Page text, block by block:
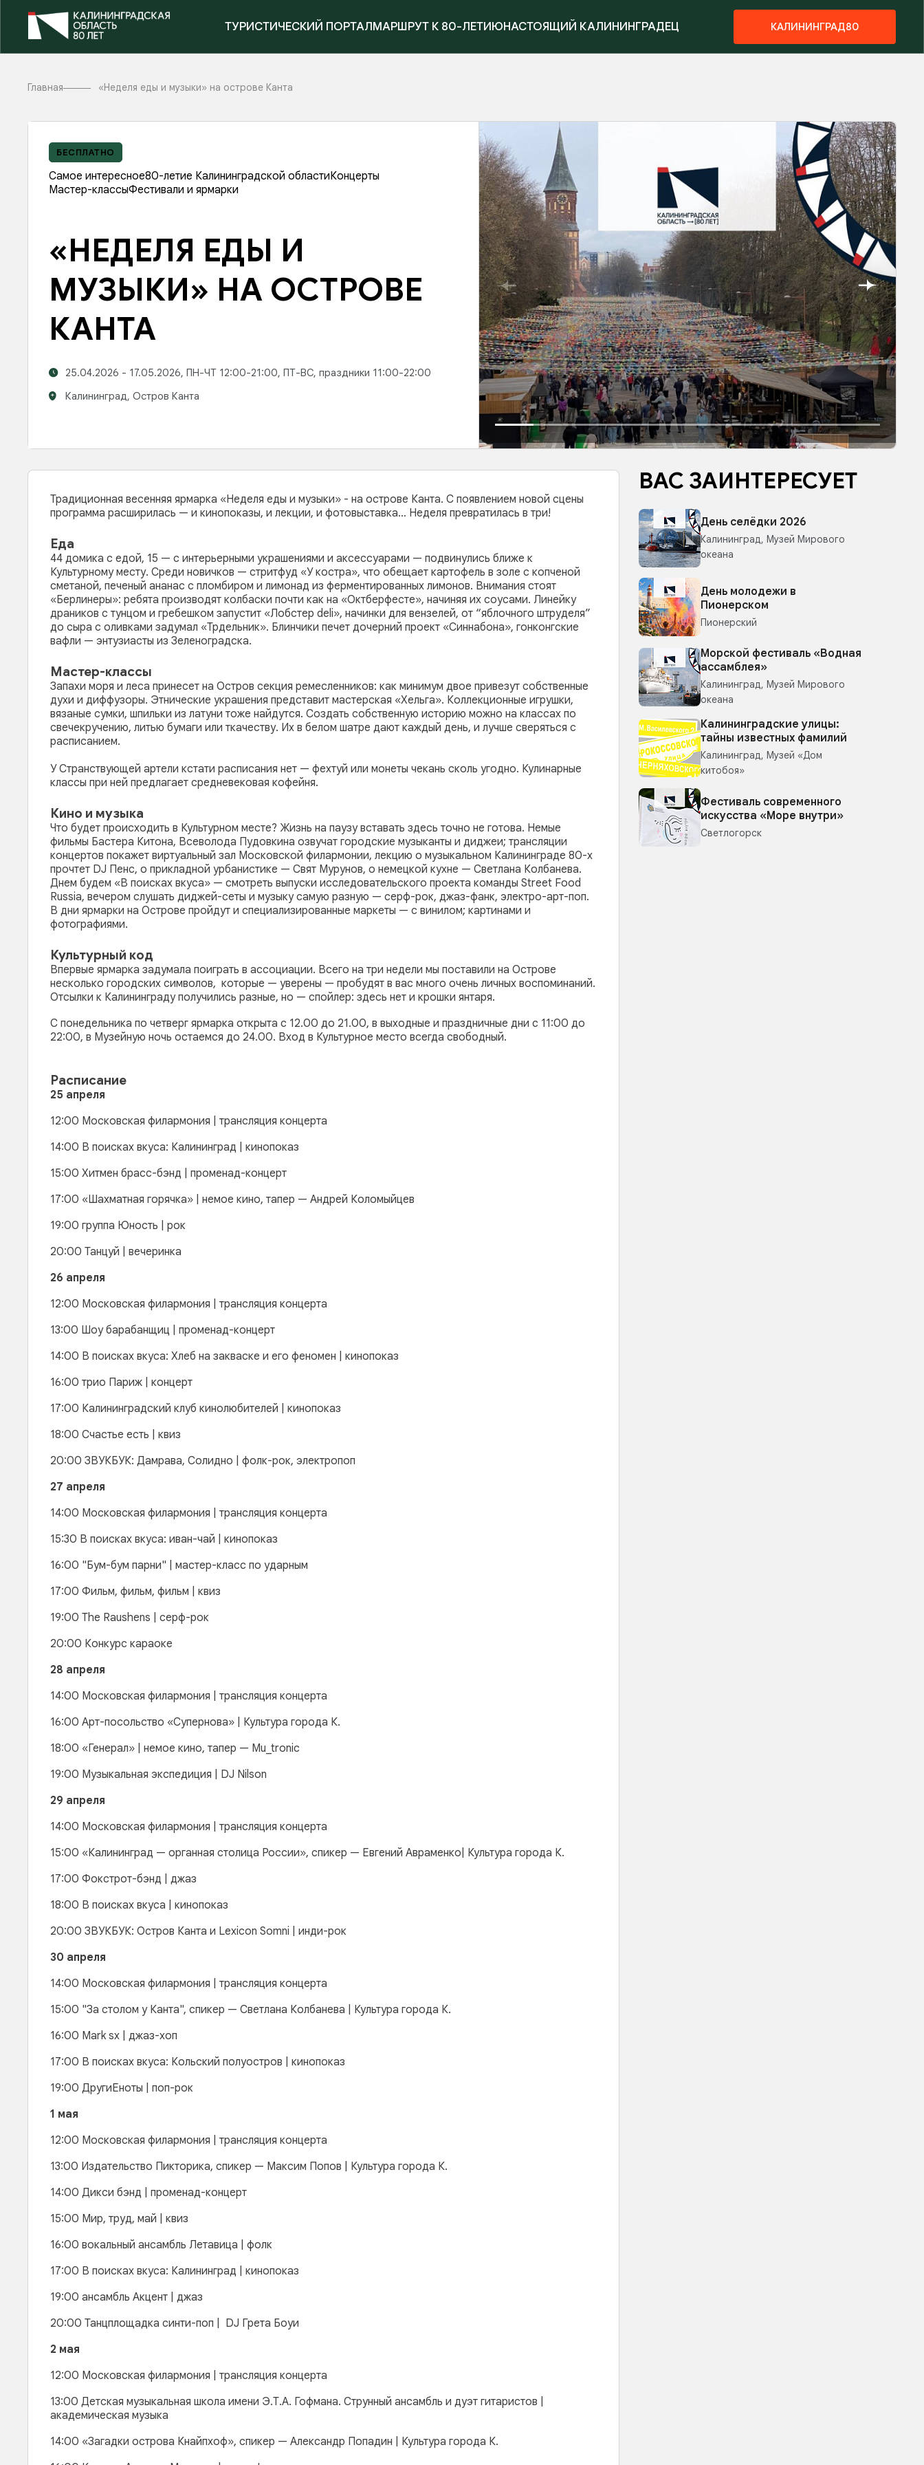
ТУРИСТИЧЕСКИЙ ПОРТАЛМАРШРУТ К 80-ЛЕТИЮНАСТОЯЩИЙ КАЛИНИНГРАДЕЦ КАЛИНИНГРАД80
Главная «Неделя еды и музыки» на острове Канта
БЕСПЛАТНО
Самое интересное80-летие Калининградской областиКонцерты
Мастер-классыФестивали и ярмарки
«НЕДЕЛЯ ЕДЫ И
МУЗЫКИ» НА ОСТРОВЕ
КАНТА
25.04.2026 - 17.05.2026, ПН-ЧТ 12:00-21:00, ПТ-ВС, праздники 11:00-22:00
Калининград, Остров Канта
Традиционная весенняя ярмарка «Неделя еды и музыки» - на острове Канта. С появлением новой сцены
программа расширилась — и кинопоказы, и лекции, и фотовыставка… Неделя превратилась в три!
Еда
44 домика с едой, 15 — с интерьерными украшениями и аксессуарами — подвинулись ближе к
Культурному месту. Среди новичков — стритфуд «У костра», что обещает картофель в золе с копченой
сметаной, печеный ананас с пломбиром и лимонад из ферментированных лимонов. Внимания стоят
«Берлинеры»: ребята производят колбаски почти как на «Октберфесте», начиняя их соусами. Линейку
драников с тунцом и гребешком запустит «Лобстер deli», начинки для вензелей, от “яблочного штруделя”
до сыра с оливками задумал «Трдельник». Блинчики печет дочерний проект «Синнабона», гонконгские
вафли — энтузиасты из Зеленоградска.
Мастер-классы
Запахи моря и леса принесет на Остров секция ремесленников: как минимум двое привезут собственные
духи и диффузоры. Этнические украшения представит мастерская «Хельга». Коллекционные игрушки,
вязаные сумки, шпильки из латуни тоже найдутся. Создать собственную историю можно на классах по
свечекручению, литью бумаги или ткачеству. Их в белом шатре дают каждый день, и лучше сверяться с
расписанием.
У Странствующей артели кстати расписания нет — фехтуй или монеты чекань сколь угодно. Кулинарные
классы при ней предлагает средневековая кофейня.
Кино и музыка
Что будет происходить в Культурном месте? Жизнь на паузу вставать здесь точно не готова. Немые
фильмы Бастера Китона, Всеволода Пудовкина озвучат городские музыканты и диджеи; трансляции
концертов покажет виртуальный зал Московской филармонии, лекцию о музыкальном Калининграде 80-х
прочтет DJ Пенс, о прикладной урбанистике — Свят Мурунов, о немецкой кухне — Светлана Колбанева.
Днем будем «В поисках вкуса» — смотреть выпуски исследовательского проекта команды Street Food
Russia, вечером слушать диджей-сеты и музыку самую разную — серф-рок, джаз-фанк, электро-арт-поп.
В дни ярмарки на Острове пройдут и специализированные маркеты — с винилом; картинами и
фотографиями.
Культурный код
Впервые ярмарка задумала поиграть в ассоциации. Всего на три недели мы поставили на Острове
несколько городских символов, которые — уверены — пробудят в вас много очень личных воспоминаний.
Отсылки к Калининграду получились разные, но — спойлер: здесь нет и крошки янтаря.
С понедельника по четверг ярмарка открыта с 12.00 до 21.00, в выходные и праздничные дни с 11:00 до
22:00, в Музейную ночь остаемся до 24.00. Вход в Культурное место всегда свободный.
Расписание
25 апреля
12:00 Московская филармония | трансляция концерта
14:00 В поисках вкуса: Калининград | кинопоказ
15:00 Хитмен брасс-бэнд | променад-концерт
17:00 «Шахматная горячка» | немое кино, тапер — Андрей Коломыйцев
19:00 группа Юность | рок
20:00 Танцуй | вечеринка
26 апреля
12:00 Московская филармония | трансляция концерта
13:00 Шоу барабанщиц | променад-концерт
14:00 В поисках вкуса: Хлеб на закваске и его феномен | кинопоказ
16:00 трио Париж | концерт
17:00 Калининградский клуб кинолюбителей | кинопоказ
18:00 Счастье есть | квиз
20:00 ЗВУКБУК: Дамрава, Солидно | фолк-рок, электропоп
27 апреля
14:00 Московская филармония | трансляция концерта
15:30 В поисках вкуса: иван-чай | кинопоказ
16:00 "Бум-бум парни" | мастер-класс по ударным
17:00 Фильм, фильм, фильм | квиз
19:00 The Raushens | серф-рок
20:00 Конкурс караоке
28 апреля
14:00 Московская филармония | трансляция концерта
16:00 Арт-посольство «Супернова» | Культура города К.
18:00 «Генерал» | немое кино, тапер — Mu_tronic
19:00 Музыкальная экспедиция | DJ Nilson
29 апреля
14:00 Московская филармония | трансляция концерта
15:00 «Калининград — органная столица России», спикер — Евгений Авраменко| Культура города К.
17:00 Фокстрот-бэнд | джаз
18:00 В поисках вкуса | кинопоказ
20:00 ЗВУКБУК: Остров Канта и Lexicon Somni | инди-рок
30 апреля
14:00 Московская филармония | трансляция концерта
15:00 "За столом у Канта", спикер — Светлана Колбанева | Культура города К.
16:00 Mark sx | джаз-хоп
17:00 В поисках вкуса: Кольский полуостров | кинопоказ
19:00 ДругиЕноты | поп-рок
1 мая
12:00 Московская филармония | трансляция концерта
13:00 Издательство Пикторика, спикер — Максим Попов | Культура города К.
14:00 Дикси бэнд | променад-концерт
15:00 Мир, труд, май | квиз
16:00 вокальный ансамбль Летавица | фолк
17:00 В поисках вкуса: Калининград | кинопоказ
19:00 ансамбль Акцент | джаз
20:00 Танцплощадка синти-поп | DJ Грета Боуи
2 мая
12:00 Московская филармония | трансляция концерта
13:00 Детская музыкальная школа имени Э.Т.А. Гофмана. Струнный ансамбль и дуэт гитаристов |
академическая музыка
14:00 «Загадки острова Кнайпхоф», спикер — Александр Попадин | Культура города К.
ВАС ЗАИНТЕРЕСУЕТ
День селёдки 2026
Калининград, Музей Мирового
океана
День молодежи в
Пионерском
Пионерский
Морской фестиваль «Водная
ассамблея»
Калининград, Музей Мирового
океана
Калининградские улицы:
тайны известных фамилий
Калининград, Музей «Дом
китобоя»
Фестиваль современного
искусства «Море внутри»
Светлогорск